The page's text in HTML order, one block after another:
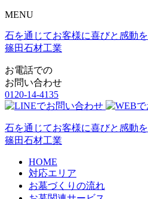
MENU
石を通じてお客様に喜びと感動を
篠田石材工業
お電話での
お問い合わせ
0120-14-4135
石を通じてお客様に喜びと感動を
篠田石材工業
HOME
対応エリア
お墓づくりの流れ